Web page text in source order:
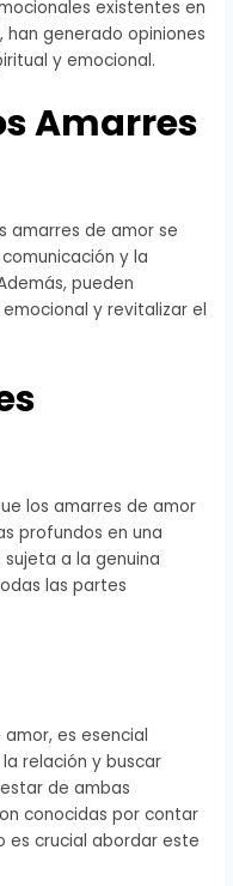
existentes en
han generado opiniones
y emocional.
Amarres
amarres de amor se
y la
pueden
y revitalizar el
los amarres de amor
profundos en una
a la genuina
las partes
es esencial
relación y buscar
de ambas
conocidas por contar
es crucial abordar este